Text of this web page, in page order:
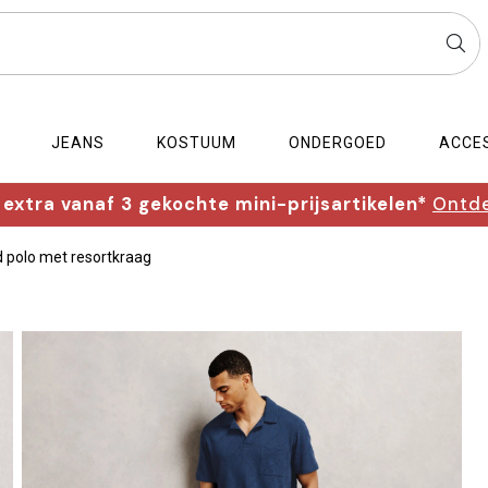
JEANS KOSTUUM ONDERGOED
extra vanaf 3 gekochte mini-prijsartikelen*
polo met resortkraag